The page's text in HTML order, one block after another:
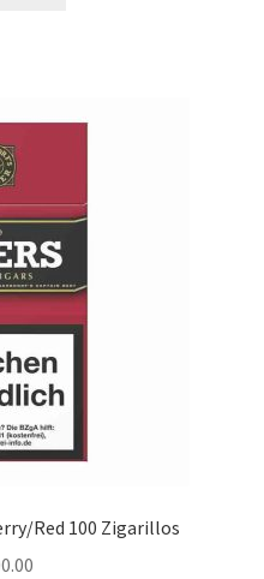
Red 100 Zigarillos